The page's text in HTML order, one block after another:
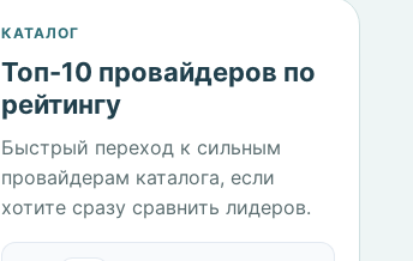
КАТАЛОГ
Топ-10 провайдеров по
рейтингу
Быстрый переход к сильным
провайдерам каталога, если
хотите сразу сравнить лидеров.